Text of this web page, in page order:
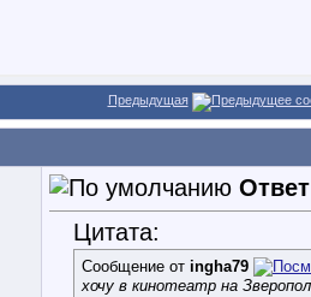
Предыдущая
Цитата:
Сообщение от ingha79
хочу в кинотеатр на